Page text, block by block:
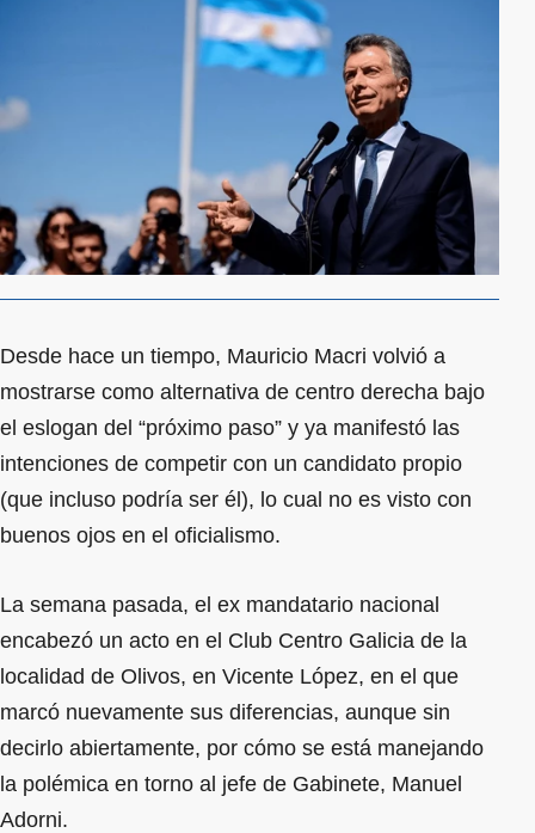
Desde hace un tiempo, Mauricio Macri volvió a
mostrarse como alternativa de centro derecha bajo
el eslogan del “próximo paso” y ya manifestó las
intenciones de competir con un candidato propio
(que incluso podría ser él), lo cual no es visto con
buenos ojos en el oficialismo.
La semana pasada, el ex mandatario nacional
encabezó un acto en el Club Centro Galicia de la
localidad de Olivos, en Vicente López, en el que
marcó nuevamente sus diferencias, aunque sin
decirlo abiertamente, por cómo se está manejando
la polémica en torno al jefe de Gabinete, Manuel
Adorni.